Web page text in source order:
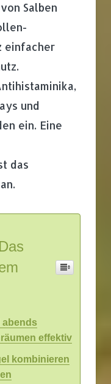
Salben
einfacher
und
ein. Eine
das
effektiv
kombinieren